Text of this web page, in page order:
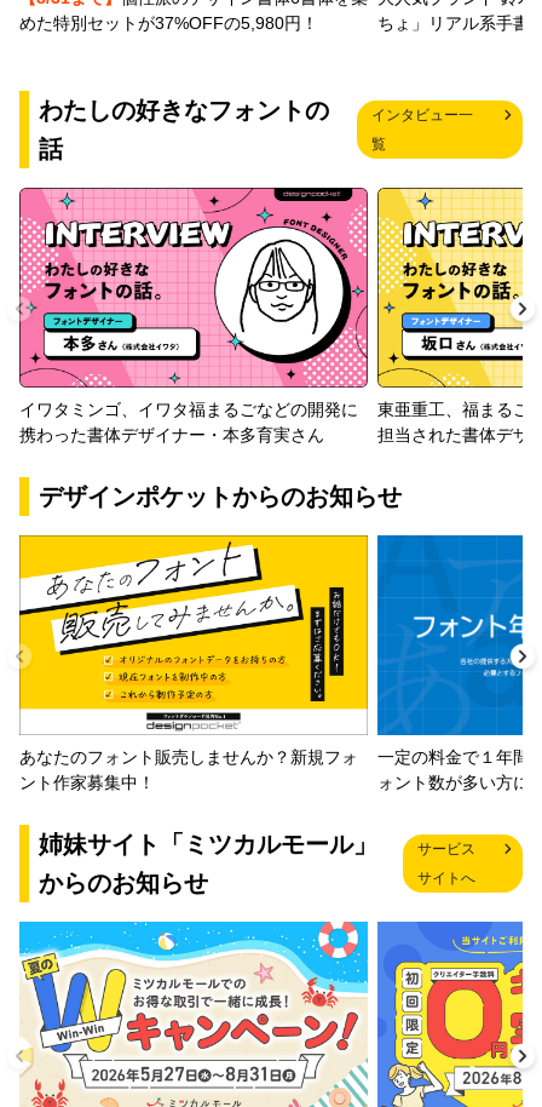
めた特別セットが37%OFFの5,980円！
ちょ」リアル系手書
わたしの好きなフォントの
話
インタビュー一
覧
イワタミンゴ、イワタ福まるごなどの開発に
携わった書体デザイナー・本多育実さん
東亜重工、福まるご
担当された書体デザ
デザインポケットからのお知らせ
あなたのフォント販売しませんか？新規フォ
ント作家募集中！
一定の料金で１年間
ォント数が多い方に
姉妹サイト「ミツカルモール」
からのお知らせ
サービス
サイトへ